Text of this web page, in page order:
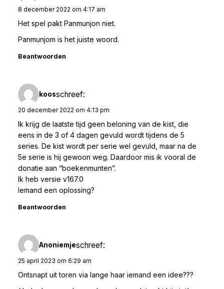
8 december 2022 om 4:17 am
Het spel pakt Panmunjon niet.
Panmunjom is het juiste woord.
Beantwoorden
koosschreef:
20 december 2022 om 4:13 pm
Ik krijg de laatste tijd geen beloning van de kist, die
eens in de 3 of 4 dagen gevuld wordt tijdens de 5
series. De kist wordt per serie wel gevuld, maar na de
5e serie is hij gewoon weg. Daardoor mis ik vooral de
donatie aan “boekenmunten”.
Ik heb versie v167.0
Iemand een oplossing?
Beantwoorden
Anoniemjeschreef:
25 april 2023 om 6:29 am
Ontsnapt uit toren via lange haar iemand een idee???